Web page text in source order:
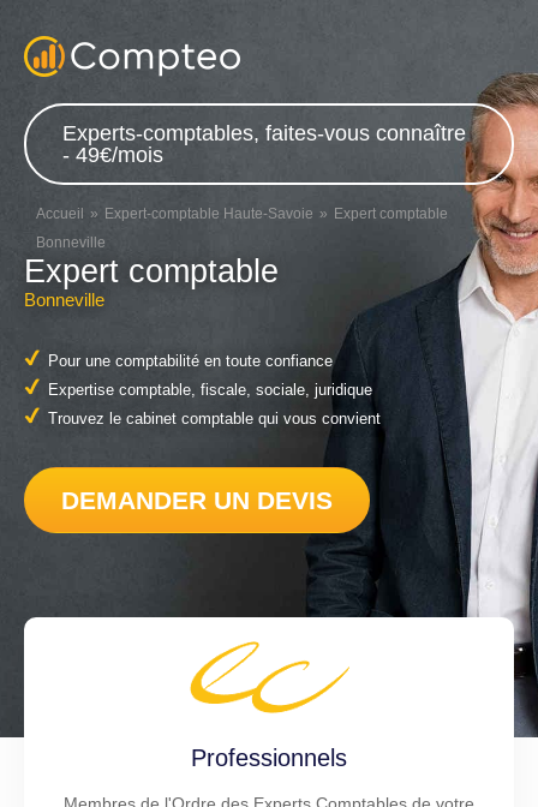
Experts-comptables, faites-vous connaître
- 49€/mois
Accueil Expert-comptable Haute-Savoie
Expert comptable
Bonneville
Expert comptable
Bonneville
Pour une comptabilité en toute confiance
Expertise comptable, fiscale, sociale, juridique
Trouvez le cabinet comptable qui vous convient
DEMANDER UN DEVIS
Professionnels
Membres de l'Ordre des Experts Comptables de votre